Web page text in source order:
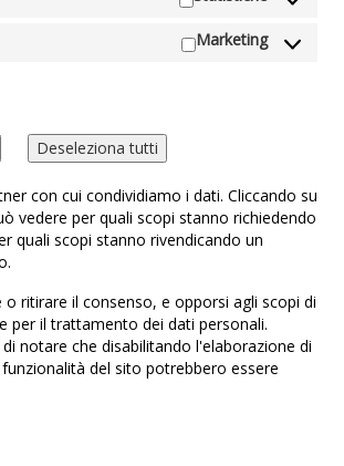
Marketing
Deseleziona tutti
con cui condividiamo i dati. Cliccando su
vedere per quali scopi stanno richiedendo
quali scopi stanno rivendicando un
o ritirare il consenso, e opporsi agli scopi di
per il trattamento dei dati personali.
notare che disabilitando l'elaborazione di
del sito potrebbero essere